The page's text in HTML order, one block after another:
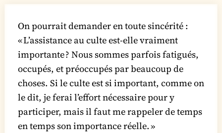
On pourrait demander en toute sincérité :
« L’assistance au culte est-elle vraiment
importante ? Nous sommes parfois fatigués,
occupés, et préoccupés par beaucoup de
choses. Si le culte est si important, comme on
le dit, je ferai l’effort nécessaire pour y
participer, mais il faut me rappeler de temps
en temps son importance réelle. »